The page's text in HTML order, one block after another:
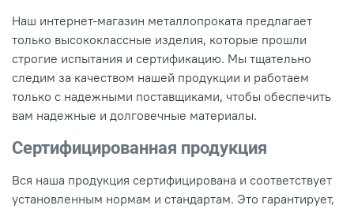
Наш интернет-магазин металлопроката предлагает
только высококлассные изделия, которые прошли
строгие испытания и сертификацию. Мы тщательно
следим за качеством нашей продукции и работаем
только с надежными поставщиками, чтобы обеспечить
вам надежные и долговечные материалы.
Сертифицированная продукция
Вся наша продукция сертифицирована и соответствует
установленным нормам и стандартам. Это гарантирует,